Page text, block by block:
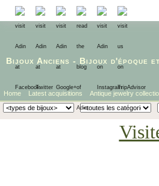
Bijoux Anciens - Bijoux d'époque et
Home Latest acquisitions Antique jewelry